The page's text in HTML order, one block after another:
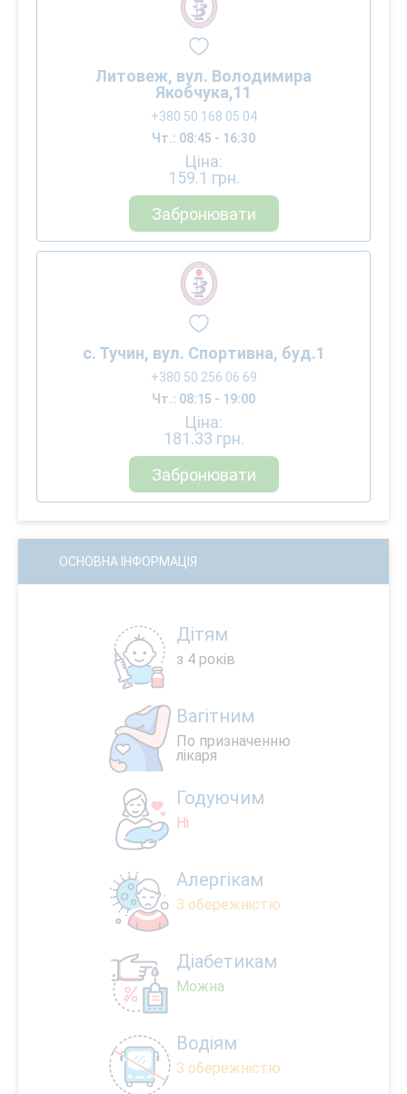
Литовеж, вул. Володимира
Якобчука,11
+380 50 168 05 04
Чт.: 08:45 - 16:30
Ціна:
159.1 грн.
Забронювати
с. Тучин, вул. Спортивна, буд.1
+380 50 256 06 69
Чт.: 08:15 - 19:00
Ціна:
181.33 грн.
Забронювати
ОСНОВНА ІНФОРМАЦІЯ
Дітям
з 4 років
Вагітним
По призначенню
лікаря
Годуючим
Ні
Алергікам
З обережністю
Діабетикам
Можна
Водіям
З обережністю